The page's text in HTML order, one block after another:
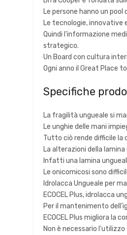
Le persone hanno un
Le tecnologie, innovative
Quindi l'informazione
strategico.
Un Board con cultura
Ogni anno il Great Place
Specifiche
La fragilità ungueale si
Le unghie delle mani
Tutto ciò rende difficile la
La alterazioni della
Infatti una lamina
Le onicomicosi sono
Idrolacca Ungueale per
ECOCEL Plus, idrolacca
Per il mantenimento
ECOCEL Plus migliora la
Non è necessario